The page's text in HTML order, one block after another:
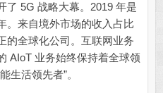
了 5G 战略大幕。2019 年是
。来自境外市场的收入占比
的全球化公司。互联网业务
AIoT 业务始终保持着全球领
生活领先者”。